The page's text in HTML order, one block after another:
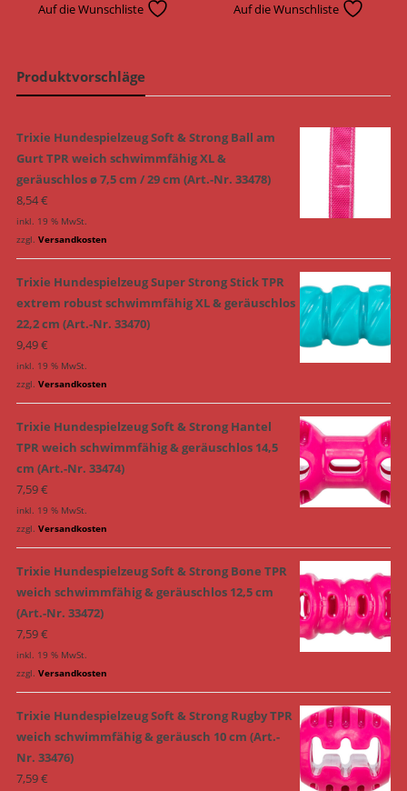
Auf die Wunschliste Auf die Wunschliste
Produktvorschläge
Trixie Hundespielzeug Soft & Strong Ball am
Gurt TPR weich schwimmfähig XL &
geräuschlos ø 7,5 cm / 29 cm (Art.-Nr. 33478)
8,54€
inkl. 19 % MwSt.
zzgl. Versandkosten
Trixie Hundespielzeug Super Strong Stick TPR
extrem robust schwimmfähig XL & geräuschlos
22,2 cm (Art.-Nr. 33470)
9,49€
inkl. 19 % MwSt.
zzgl. Versandkosten
Trixie Hundespielzeug Soft & Strong Hantel
TPR weich schwimmfähig & geräuschlos 14,5
cm (Art.-Nr. 33474)
7,59€
inkl. 19 % MwSt.
zzgl. Versandkosten
Trixie Hundespielzeug Soft & Strong Bone TPR
weich schwimmfähig & geräuschlos 12,5 cm
(Art.-Nr. 33472)
7,59€
inkl. 19 % MwSt.
zzgl. Versandkosten
Trixie Hundespielzeug Soft & Strong Rugby TPR
weich schwimmfähig & geräusch 10 cm (Art.-
Nr. 33476)
7,59€